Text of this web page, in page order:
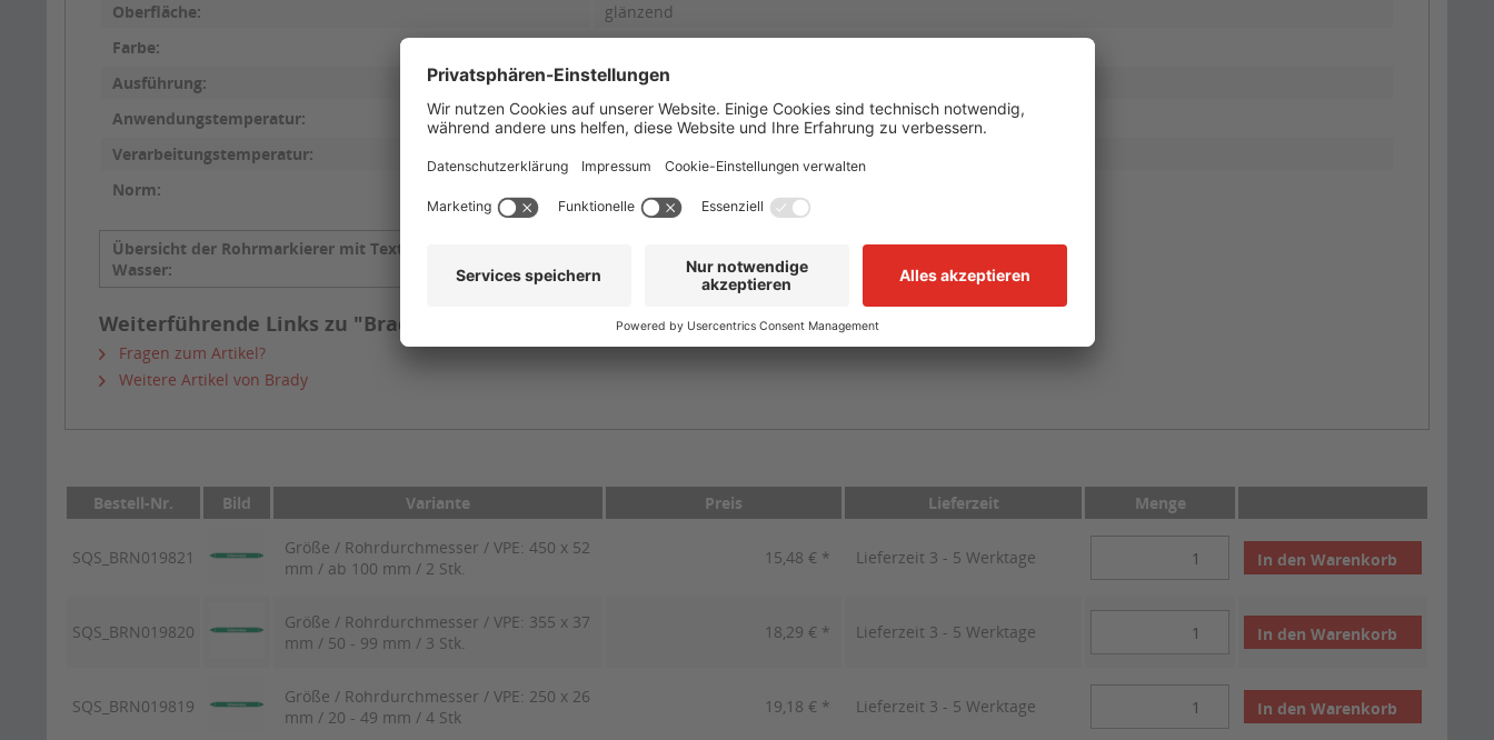
Oberfläche:
glänzend
Farbe:
Ausführung:
selbstklebend, vorgestanzt auf Trägermaterial
Anwendungstemperatur:
-40 °C bis +110 °C
Verarbeitungstemperatur:
Norm:
Übersicht der Rohrmarkierer mit Text
Wasser:
Weiterführende Links zu "Brady Rohrmarkierer mit Text Schlammwasser"
Fragen zum Artikel?
Weitere Artikel von Brady
Bestell-Nr. Bild Variante Preis Lieferzeit Menge
SQS_BRN019821
Größe / Rohrdurchmesser / VPE: 450 x 52
mm / ab 100 mm / 2 Stk.
15,48 € * Lieferzeit 3 - 5 Werktage In den Warenkorb
SQS_BRN019820
Größe / Rohrdurchmesser / VPE: 355 x 37
mm / 50 - 99 mm / 3 Stk.
18,29 € * Lieferzeit 3 - 5 Werktage In den Warenkorb
SQS_BRN019819
Größe / Rohrdurchmesser / VPE: 250 x 26
mm / 20 - 49 mm / 4 Stk
19,18 € * Lieferzeit 3 - 5 Werktage In den Warenkorb